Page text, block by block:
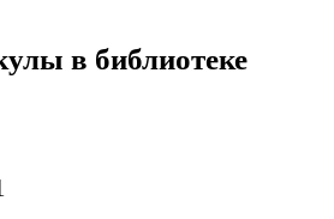
в библиотеке